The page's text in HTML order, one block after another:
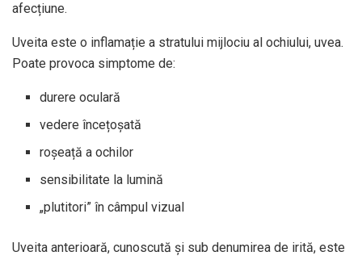
afecțiune.
Uveita este o inflamație a stratului mijlociu al ochiului, uvea.
Poate provoca simptome de:
durere oculară
vedere încețoșată
roșeață a ochilor
sensibilitate la lumină
„plutitori” în câmpul vizual
Uveita anterioară, cunoscută și sub denumirea de irită, este